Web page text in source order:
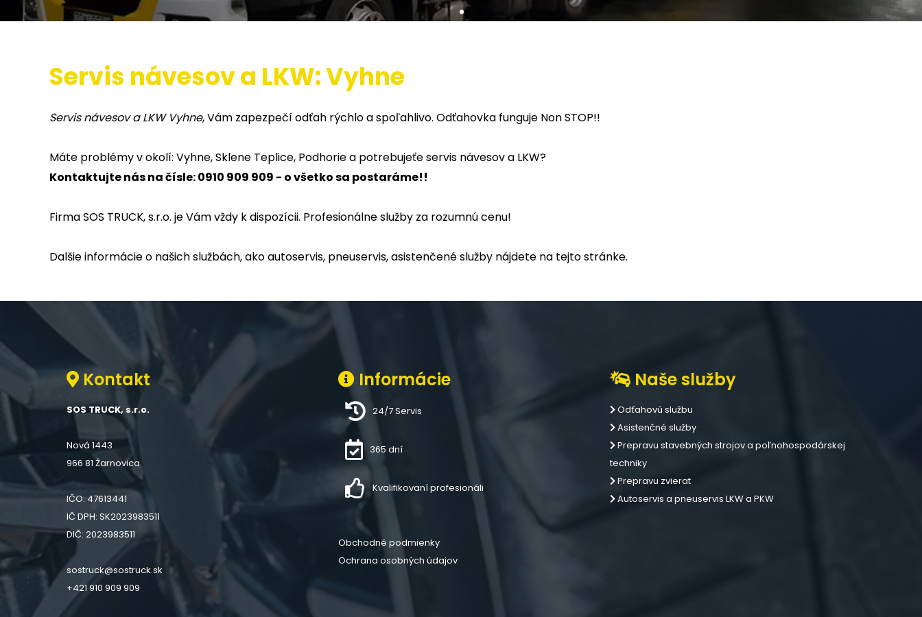
Servis návesov a LKW: Vyhne
Servis návesov a LKW Vyhne, Vám zapezpečí odťah rýchlo a spoľahlivo. Odťahovka funguje Non STOP!!
Máte problémy v okolí: Vyhne, Sklene Teplice, Podhorie a potrebujeťe servis návesov a LKW?
Kontaktujte nás na čísle: 0910 909 909 - o všetko sa postaráme!!
Firma SOS TRUCK, s.r.o. je Vám vždy k dispozícii. Profesionálne služby za rozumnú cenu!
Dalšie informácie o našich službách, ako autoservis, pneuservis, asistenčené služby nájdete na tejto stránke.
Kontakt
SOS TRUCK, s.r.o.
Nová 1443
966 81 Žarnovica
IČO: 47613441
IČ DPH: SK2023983511
DIČ: 2023983511
sostruck@sostruck.sk
+421 910 909 909
Informácie
24/7 Servis
365 dní
Kvalifikovaní profesionáli
Obchodné podmienky
Ochrana osobných údajov
Naše služby
Odťahovú službu
Asistenčné služby
Prepravu stavebných strojov a poľnohospodárskej
techniky
Prepravu zvierat
Autoservis a pneuservis LKW a PKW